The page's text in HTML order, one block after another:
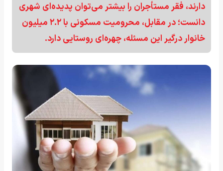
دارند، فقر مستأجران را بیشتر می‌توان پدیده‌ای شهری
دانست؛ در مقابل، محرومیت مسکونی با ۲.۲ میلیون
خانوار درگیر این مسئله، چهره‌ای روستایی دارد.